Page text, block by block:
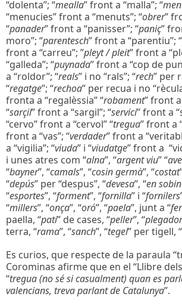
“dolenta”; “mealla” front a “malla”; “
“menucies” front a “menuts”; “obrer”
“panader” front a “panisser”; “paniç”
moro”; “parentesch” front a “parentiu”; “
front a “carreu”; ”pleyt / pleit” front a
“galleda”; “puynada” front a “cop de
a “roldor”; “reals” i no “rals”; “rech” per
“regatge”; “rechoa” per recua i no
fronta a “regalèssia” “robament” front
“sarçil” front a “sargil”; “servici” front a
“cervo” front a “cervol” “tregua” front a
front a “vas”; “verdader” front a
a “vigilia”; “viuda” i “viudatge” front a
i unes atres com “alna”, “argent viu” “
“bayner”, “camals”, “cosin germà”, “costat
“depús” per “despus”, “devesa”, “en
“esportes”, “forment”, “fornilla” i “fornilers
“millers”, “onça”, “oró”, “paela”, junt a “
paella, “pati” de cases, “peller”, “plegador
terra, “rama”, “sanch”, “tegel” per tigell, “
Es curios, que respecte de la paraula
Corominas afirme que en el “Llibre
“tregua (no sé si casualment) quan es
valencians, treva parlant de Catalunya”.